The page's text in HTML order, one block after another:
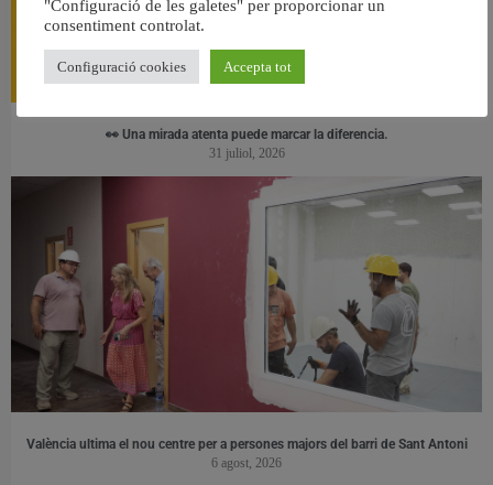
👀 Una mirada atenta puede marcar la diferencia.
31 juliol, 2026
València ultima el nou centre per a persones majors del barri de Sant Antoni
6 agost, 2026
"Configuració de les galetes" per proporcionar un
consentiment controlat.
Configuració cookies Accepta tot